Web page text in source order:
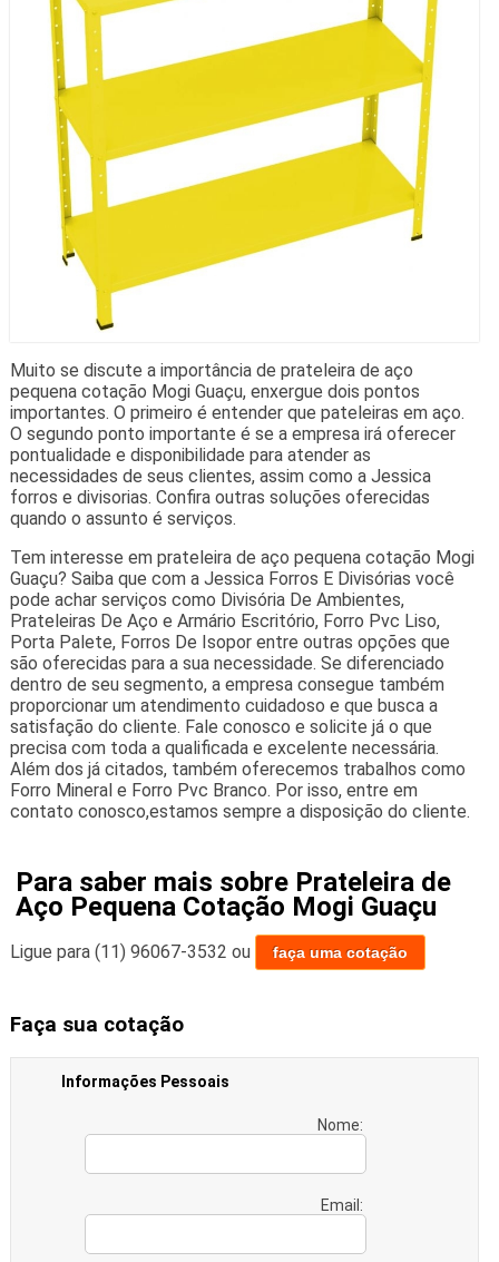
Muito se discute a importância de prateleira de aço
pequena cotação Mogi Guaçu, enxergue dois pontos
importantes. O primeiro é entender que pateleiras em aço.
O segundo ponto importante é se a empresa irá oferecer
pontualidade e disponibilidade para atender as
necessidades de seus clientes, assim como a Jessica
forros e divisorias. Confira outras soluções oferecidas
quando o assunto é serviços.
Tem interesse em prateleira de aço pequena cotação Mogi
Guaçu? Saiba que com a Jessica Forros E Divisórias você
pode achar serviços como Divisória De Ambientes,
Prateleiras De Aço e Armário Escritório, Forro Pvc Liso,
Porta Palete, Forros De Isopor entre outras opções que
são oferecidas para a sua necessidade. Se diferenciado
dentro de seu segmento, a empresa consegue também
proporcionar um atendimento cuidadoso e que busca a
satisfação do cliente. Fale conosco e solicite já o que
precisa com toda a qualificada e excelente necessária.
Além dos já citados, também oferecemos trabalhos como
Forro Mineral e Forro Pvc Branco. Por isso, entre em
contato conosco,estamos sempre a disposição do cliente.
Para saber mais sobre Prateleira de
Aço Pequena Cotação Mogi Guaçu
Ligue para (11) 96067-3532 ou faça uma cotação
Faça sua cotação
Informações Pessoais
Nome:
Email: